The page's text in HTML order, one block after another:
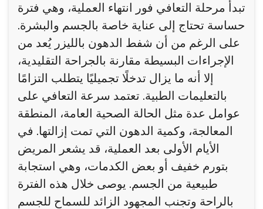
تبدأ مرحلة التعافي فور انتهاء العملية، وهي فترة
حساسة تحتاج إلى عناية خاصة بالجسم والبشرة.
على الرغم من أن شفط الدهون بالليزر يُعد من
الإجراءات البسيطة مقارنة بالجراحة التقليدية،
إلا أنه ما يزال تدخلًا تجميليًا يتطلب التزامًا
بالتعليمات الطبية. تعتمد سرعة التعافي على
عوامل عدة مثل الحالة الصحية العامة، المنطقة
المعالجة، وكمية الدهون التي تمت إزالتها. في
الأيام الأولى بعد العملية، قد يشعر المريض
بتورم خفيف أو بعض الكدمات، وهي استجابة
طبيعية من الجسم. يوصى خلال هذه الفترة
بالراحة وتجنب المجهود الزائد للسماح للجسم